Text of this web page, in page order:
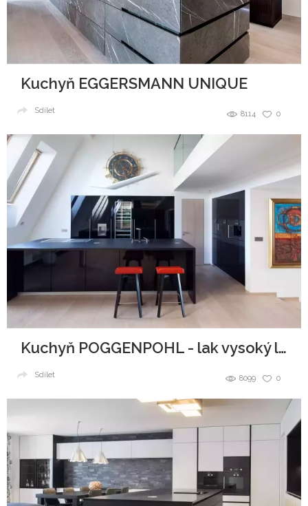
Kuchyň EGGERSMANN UNIQUE
0
8114
Sdílet
Kuchyň POGGENPOHL - lak vysoký lesk
0
8099
Sdílet